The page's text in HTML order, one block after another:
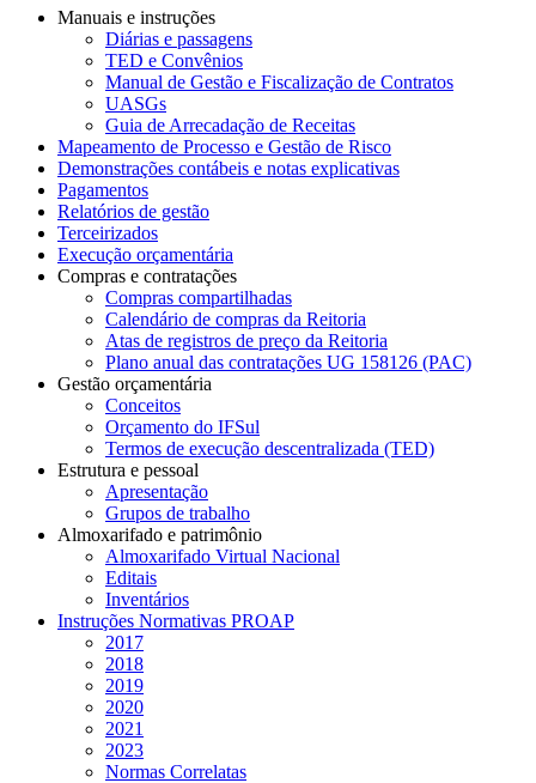
Manuais e instruções
Diárias e passagens
TED e Convênios
Manual de Gestão e Fiscalização de Contratos
UASGs
Guia de Arrecadação de Receitas
Mapeamento de Processo e Gestão de Risco
Demonstrações contábeis e notas explicativas
Pagamentos
Relatórios de gestão
Terceirizados
Execução orçamentária
Compras e contratações
Compras compartilhadas
Calendário de compras da Reitoria
Atas de registros de preço da Reitoria
Plano anual das contratações UG 158126 (PAC)
Gestão orçamentária
Conceitos
Orçamento do IFSul
Termos de execução descentralizada (TED)
Estrutura e pessoal
Apresentação
Grupos de trabalho
Almoxarifado e patrimônio
Almoxarifado Virtual Nacional
Editais
Inventários
Instruções Normativas PROAP
2017
2018
2019
2020
2021
2023
Normas Correlatas